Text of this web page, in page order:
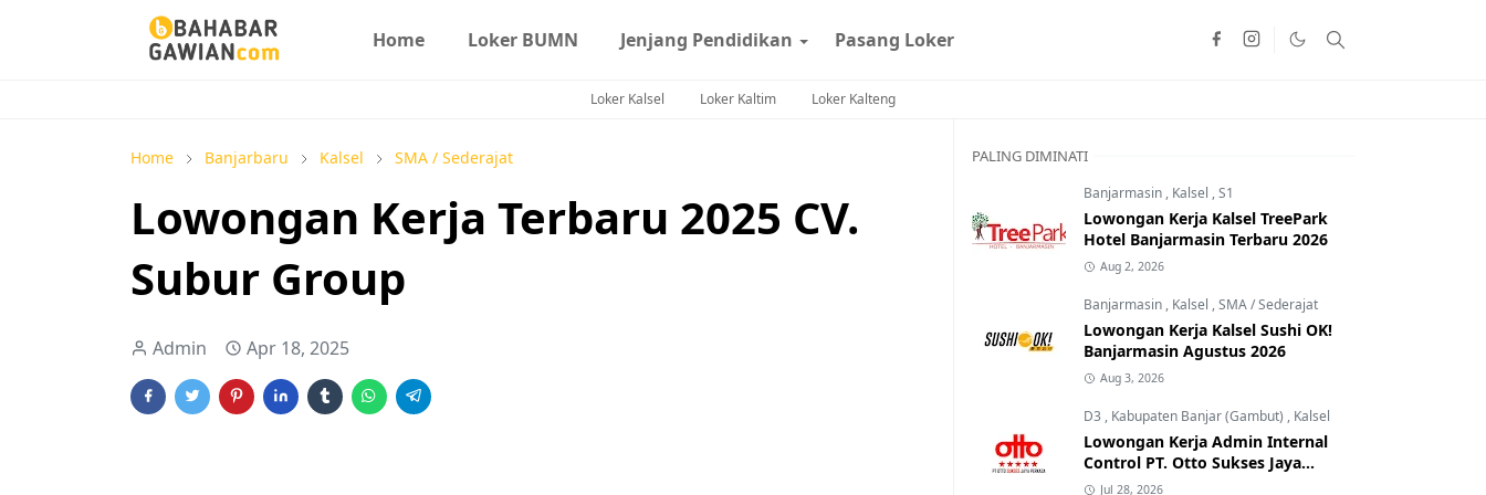
Home Loker BUMN Jenjang Pendidikan Pasang Loker
Loker Kalsel Loker Kaltim Loker Kalteng
Home Banjarbaru Kalsel SMA / Sederajat
Lowongan Kerja Terbaru 2025 CV.
Subur Group
Admin Apr 18, 2025
PALING DIMINATI
Banjarmasin , Kalsel ,S1
Lowongan Kerja Kalsel TreePark
Hotel Banjarmasin Terbaru 2026
Aug 2, 2026
Banjarmasin , Kalsel ,SMA / Sederajat
Lowongan Kerja Kalsel Sushi OK!
Banjarmasin Agustus 2026
Aug 3, 2026
D3 , Kabupaten Banjar (Gambut) , Kalsel
Lowongan Kerja Admin Internal
Control PT. Otto Sukses Jaya
Perkasa
Jul 28, 2026